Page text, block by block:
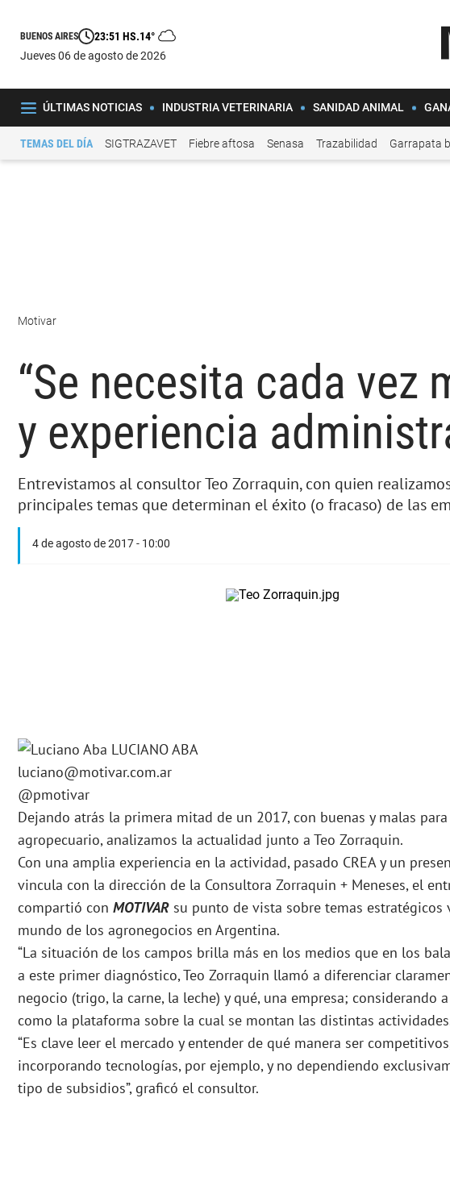
BUENOS AIRES 23:51 HS.14°
jueves 06 de agosto de 2026
ÚLTIMAS NOTICIAS INDUSTRIA VETERINARIA SANIDAD ANIMAL
TEMAS DEL DÍA SIGTRAZAVET Fiebre aftosa Senasa Trazabilidad Garrapata
Motivar
“Se necesita cada vez
y experiencia
Entrevistamos al consultor Teo Zorraquin, con quien
principales temas que determinan el éxito (o fracaso) de las
4 de agosto de 2017 - 10:00
LUCIANO ABA
luciano@motivar.com.ar
@pmotivar
Dejando atrás la primera mitad de un 2017, con buenas y malas
agropecuario, analizamos la actualidad junto a Teo Zorraquin.
Con una amplia experiencia en la actividad, pasado CREA y un
vincula con la dirección de la Consultora Zorraquin + Meneses, el
compartió con MOTIVAR su punto de vista sobre temas estratégicos
mundo de los agronegocios en Argentina.
“La situación de los campos brilla más en los medios que en los
a este primer diagnóstico, Teo Zorraquin llamó a diferenciar
negocio (trigo, la carne, la leche) y qué, una empresa; considerando
como la plataforma sobre la cual se montan las distintas
“Es clave leer el mercado y entender de qué manera ser
incorporando tecnologías, por ejemplo, y no dependiendo
tipo de subsidios”, graficó el consultor.